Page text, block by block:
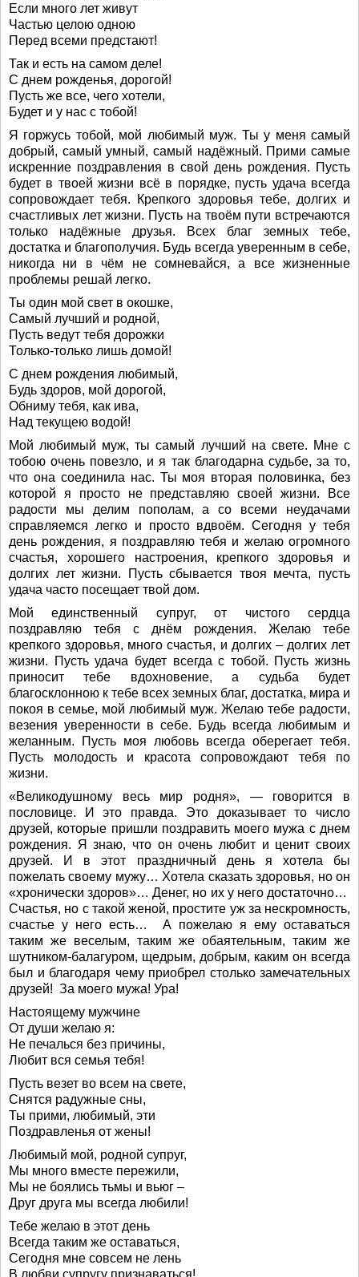
Если много лет живут
Частью целою одною
Перед всеми предстают!
Так и есть на самом деле!
С днем рожденья, дорогой!
Пусть же все, чего хотели,
Будет и у нас с тобой!
Я горжусь тобой, мой любимый муж. Ты у меня самый
добрый, самый умный, самый надёжный. Прими самые
искренние поздравления в свой день рождения. Пусть
будет в твоей жизни всё в порядке, пусть удача всегда
сопровождает тебя. Крепкого здоровья тебе, долгих и
счастливых лет жизни. Пусть на твоём пути встречаются
только надёжные друзья. Всех благ земных тебе,
достатка и благополучия. Будь всегда уверенным в себе,
никогда ни в чём не сомневайся, а все жизненные
проблемы решай легко.
Ты один мой свет в окошке,
Самый лучший и родной,
Пусть ведут тебя дорожки
Только-только лишь домой!
С днем рождения любимый,
Будь здоров, мой дорогой,
Обниму тебя, как ива,
Над текущею водой!
Мой любимый муж, ты самый лучший на свете. Мне с
тобою очень повезло, и я так благодарна судьбе, за то,
что она соединила нас. Ты моя вторая половинка, без
которой я просто не представляю своей жизни. Все
радости мы делим пополам, а со всеми неудачами
справляемся легко и просто вдвоём. Сегодня у тебя
день рождения, я поздравляю тебя и желаю огромного
счастья, хорошего настроения, крепкого здоровья и
долгих лет жизни. Пусть сбывается твоя мечта, пусть
удача часто посещает твой дом.
Мой единственный супруг, от чистого сердца
поздравляю тебя с днём рождения. Желаю тебе
крепкого здоровья, много счастья, и долгих – долгих лет
жизни. Пусть удача будет всегда с тобой. Пусть жизнь
приносит тебе вдохновение, а судьба будет
благосклонною к тебе всех земных благ, достатка, мира и
покоя в семье, мой любимый муж. Желаю тебе радости,
везения уверенности в себе. Будь всегда любимым и
желанным. Пусть моя любовь всегда оберегает тебя.
Пусть молодость и красота сопровождают тебя по
жизни.
«Великодушному весь мир родня», — говорится в
пословице. И это правда. Это доказывает то число
друзей, которые пришли поздравить моего мужа с днем
рождения. Я знаю, что он очень любит и ценит своих
друзей. И в этот праздничный день я хотела бы
пожелать своему мужу… Хотела сказать здоровья, но он
«хронически здоров»… Денег, но их у него достаточно…
Счастья, но с такой женой, простите уж за нескромность,
счастье у него есть… А пожелаю я ему оставаться
таким же веселым, таким же обаятельным, таким же
шутником-балагуром, щедрым, добрым, каким он всегда
был и благодаря чему приобрел столько замечательных
друзей! За моего мужа! Ура!
Настоящему мужчине
От души желаю я:
Не печалься без причины,
Любит вся семья тебя!
Пусть везет во всем на свете,
Снятся радужные сны,
Ты прими, любимый, эти
Поздравленья от жены!
Любимый мой, родной супруг,
Мы много вместе пережили,
Мы не боялись тьмы и вьюг –
Друг друга мы всегда любили!
Тебе желаю в этот день
Всегда таким же оставаться,
Сегодня мне совсем не лень
В любви супругу признаваться!